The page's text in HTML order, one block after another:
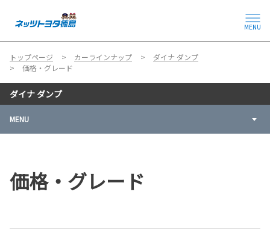
MENU
トップページ カーラインナップ
ダイナ ダンプ
価格・グレード
ダイナ ダンプ
MENU
価格・グレード